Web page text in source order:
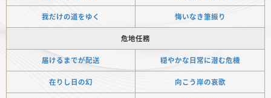
我だけの道をゆく 悔いなき筆振り
危地任務
届けるまでが配送 穏やかな日常に潜む危機
在りし日の幻 向こう岸の哀歌